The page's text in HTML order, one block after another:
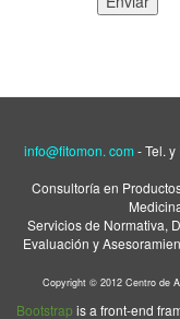
info@fitomon. com - Tel.
Consultoría en
Servicios de Normativa,
Evaluación y
Copyright © 2012 Centro de
Bootstrap is a front-end